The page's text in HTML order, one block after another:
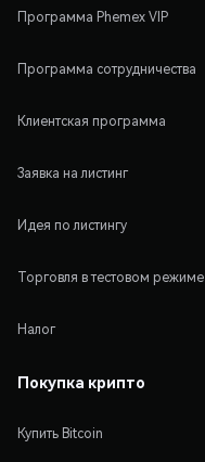
Программа Phemex VIP
Программа сотрудничества
Клиентская программа
Заявка на листинг
Идея по листингу
Торговля в тестовом режиме
Налог
Покупка крипто
Купить Bitcoin